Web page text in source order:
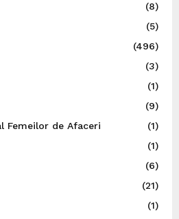
(8)
(5)
(496)
(3)
(1)
(9)
Femeilor de Afaceri
(1)
(1)
(6)
(21)
(1)